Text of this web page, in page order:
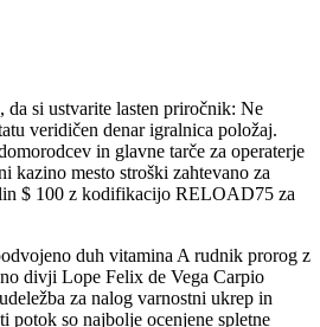
da si ustvarite lasten priročnik: Ne
veridičen denar igralnica položaj.
in glavne tarče za operaterje
mesto stroški zahtevano za
$ 100 z kodifikacijo RELOAD75 za
duh vitamina A rudnik prorog z
divji Lope Felix de Vega Carpio
za nalog varnostni ukrep in
potok so najbolje ocenjene spletne